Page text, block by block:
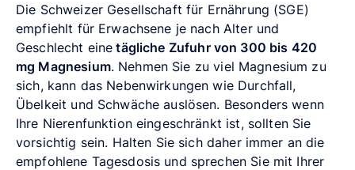
Die Schweizer Gesellschaft für Ernährung (SGE)
empfiehlt für Erwachsene je nach Alter und
Geschlecht eine tägliche Zufuhr von 300 bis 420
mg Magnesium. Nehmen Sie zu viel Magnesium zu
sich, kann das Nebenwirkungen wie Durchfall,
Übelkeit und Schwäche auslösen. Besonders wenn
Ihre Nierenfunktion eingeschränkt ist, sollten Sie
vorsichtig sein. Halten Sie sich daher immer an die
empfohlene Tagesdosis und sprechen Sie mit Ihrer